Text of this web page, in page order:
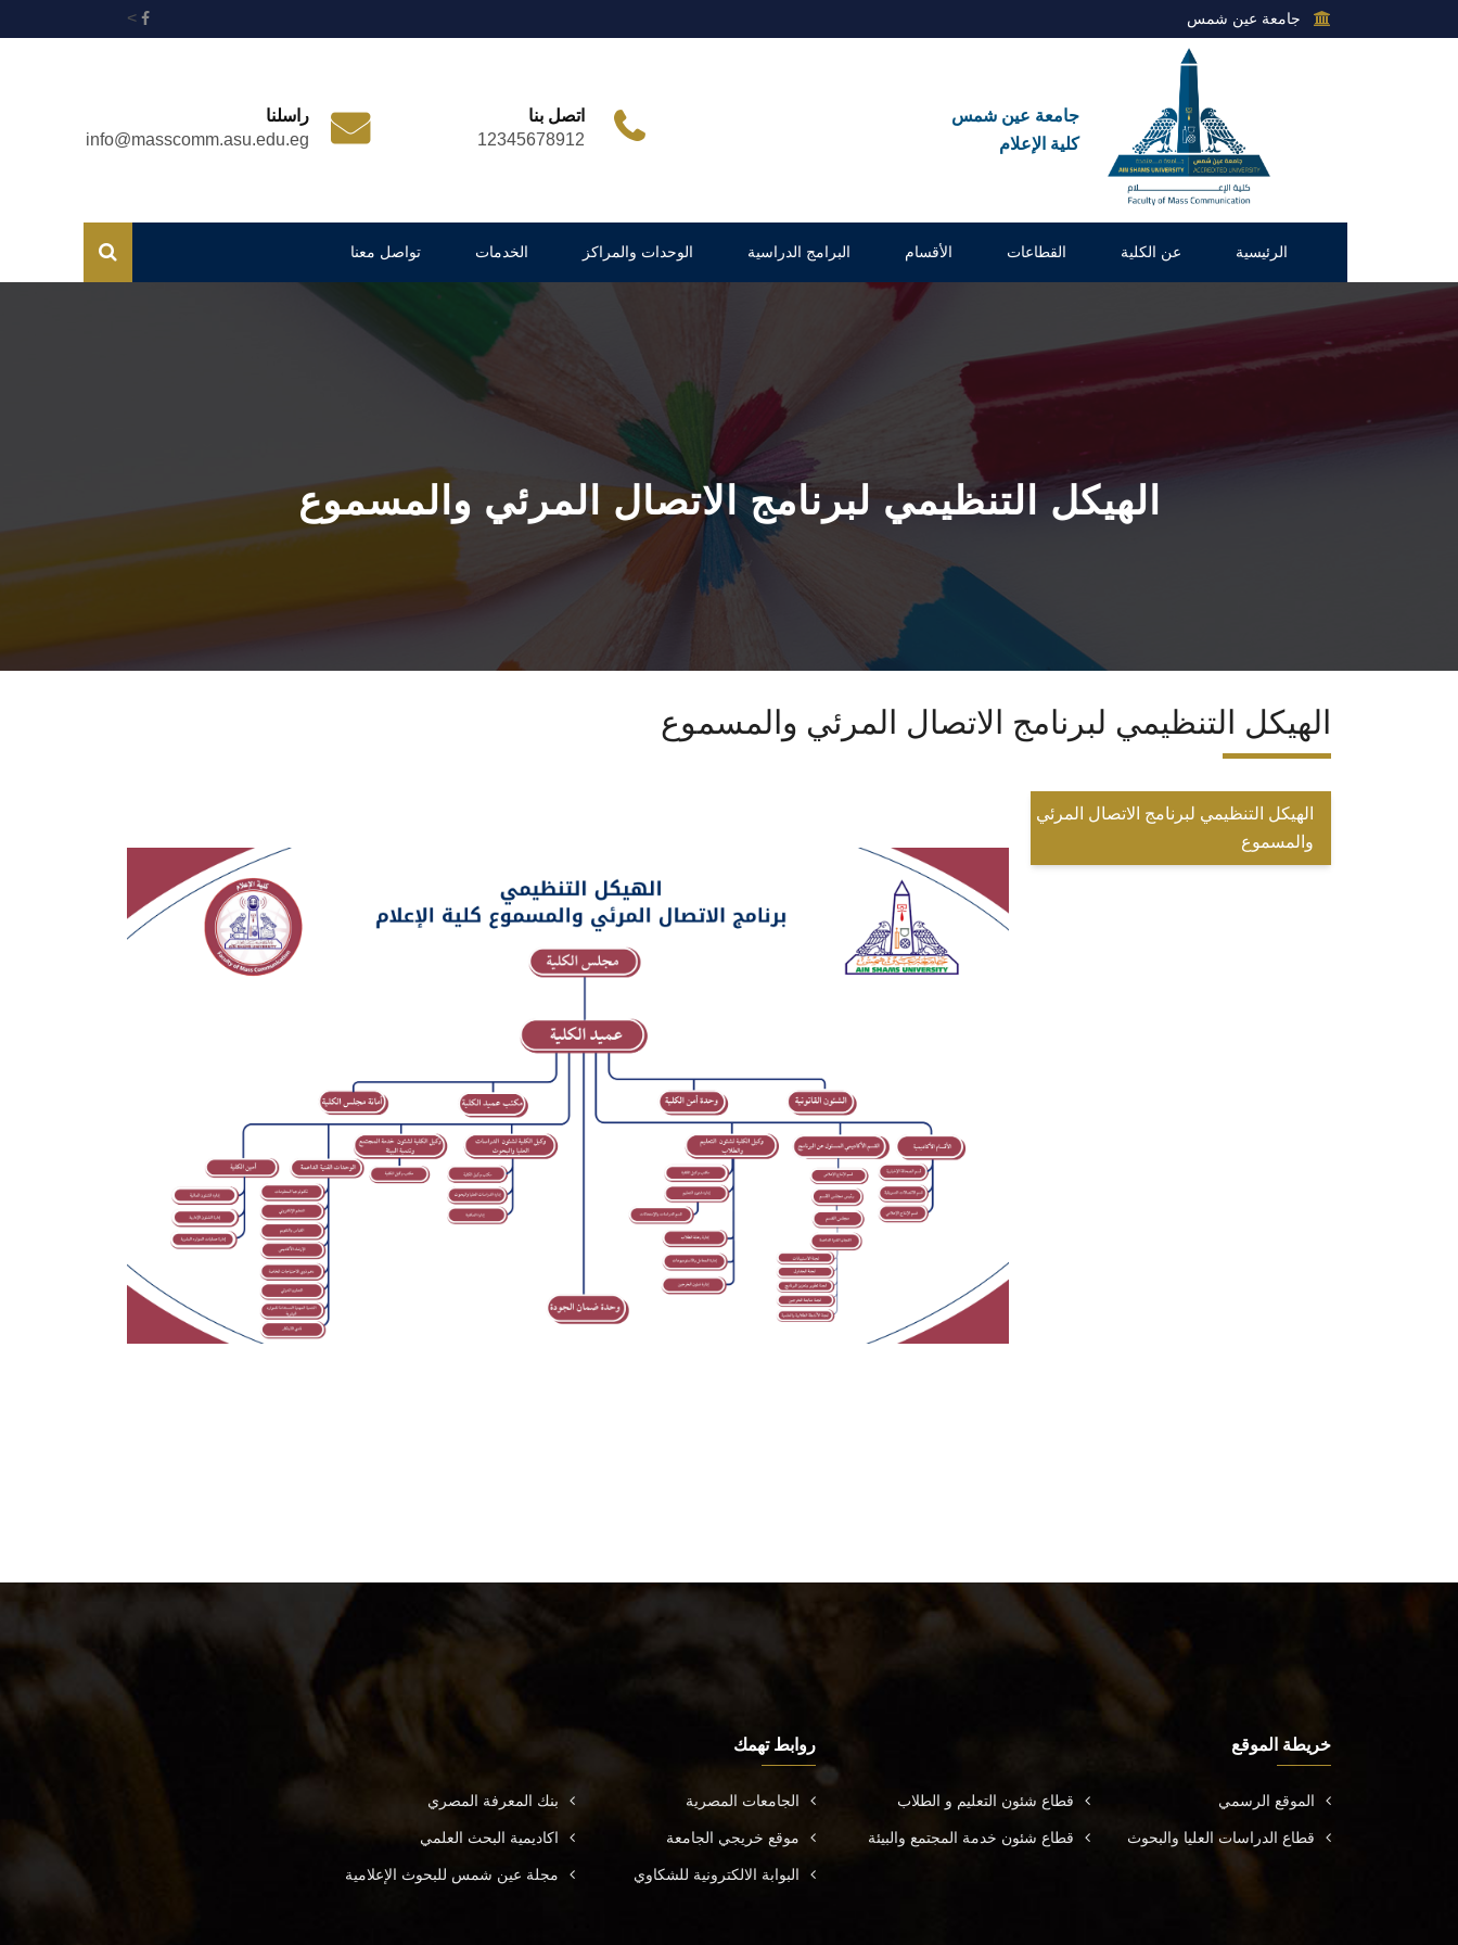
جامعة عين شمس >
جامعة عين شمس
كلية الإعلام
اتصل بنا
12345678912
راسلنا
info@masscomm.asu.edu.eg
الرئيسية عن الكلية القطاعات الأقسام البرامج الدراسية الوحدات والمراكز الخدمات تواصل معنا
الهيكل التنظيمي لبرنامج الاتصال المرئي والمسموع
الهيكل التنظيمي لبرنامج الاتصال المرئي والمسموع
الهيكل التنظيمي لبرنامج الاتصال المرئي
والمسموع
خريطة الموقع
الموقع الرسمي قطاع شئون التعليم و الطلاب
قطاع الدراسات العليا والبحوث قطاع شئون خدمة المجتمع والبيئة
روابط تهمك
الجامعات المصرية بنك المعرفة المصري
موقع خريجي الجامعة اكاديمية البحث العلمي
البوابة الالكترونية للشكاوي مجلة عين شمس للبحوث الإعلامية